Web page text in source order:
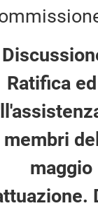
Ratifica
membri
maggio